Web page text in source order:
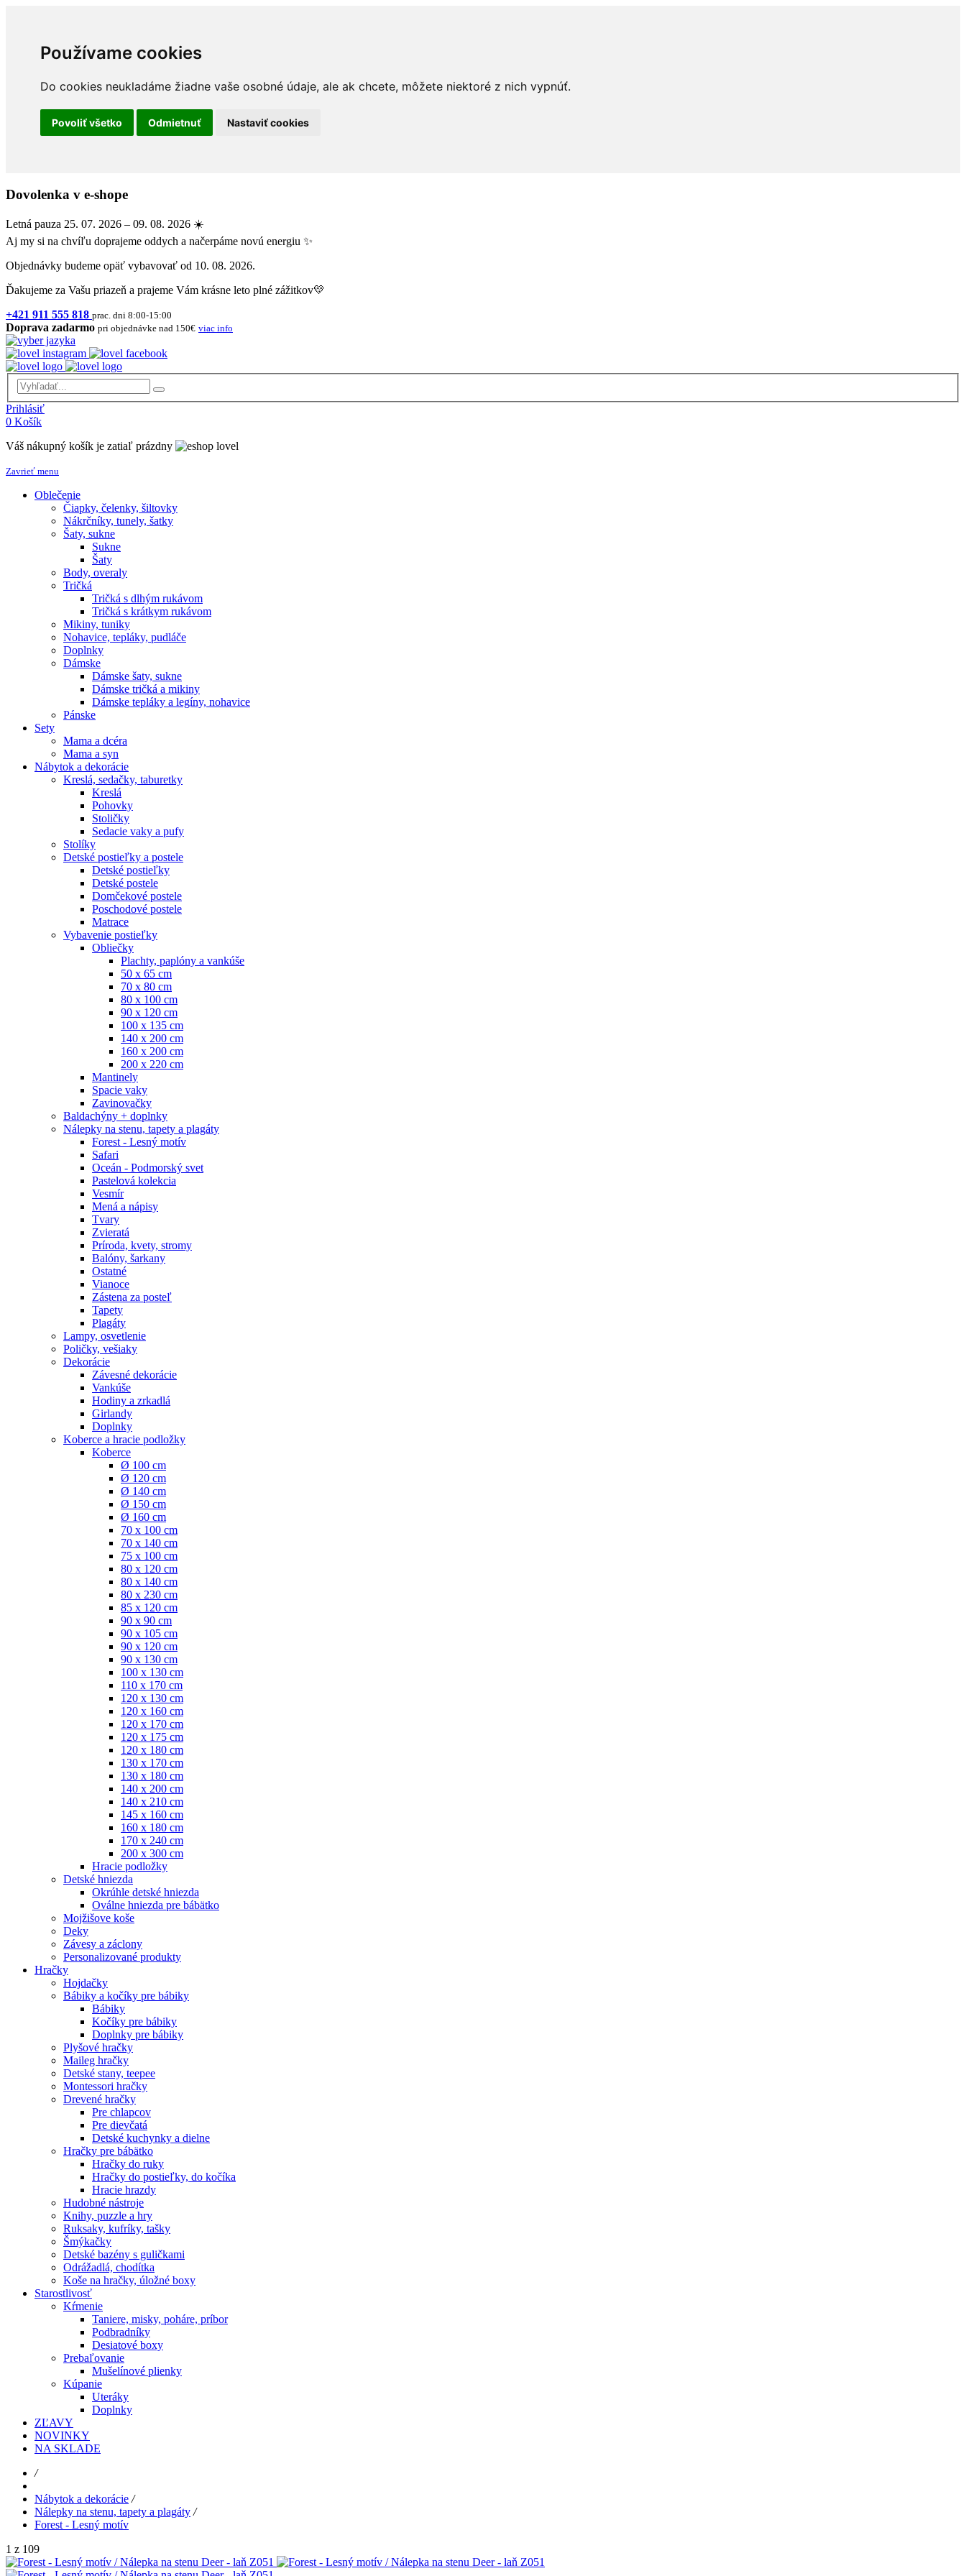
Používame cookies
Do cookies neukladáme žiadne vaše osobné údaje, ale ak chcete, môžete niektoré z nich vypnúť.
Povoliť všetko Odmietnuť Nastaviť cookies
Dovolenka v e-shope
Letná pauza 25. 07. 2026 – 09. 08. 2026 ☀️
Aj my si na chvíľu doprajeme oddych a načerpáme novú energiu ✨
Objednávky budeme opäť vybavovať od 10. 08. 2026.
Ďakujeme za Vašu priazeň a prajeme Vám krásne leto plné zážitkov💛
+421 911 555 818 prac. dni 8:00-15:00
Doprava zadarmo pri objednávke nad 150€ viac info
Prihlásiť
0 Košík
Váš nákupný košík je zatiaľ prázdny
Zavrieť menu
Oblečenie
Čiapky, čelenky, šiltovky
Nákrčníky, tunely, šatky
Šaty, sukne
Sukne
Šaty
Body, overaly
Tričká
Tričká s dlhým rukávom
Tričká s krátkym rukávom
Mikiny, tuniky
Nohavice, tepláky, pudláče
Doplnky
Dámske
Dámske šaty, sukne
Dámske tričká a mikiny
Dámske tepláky a legíny, nohavice
Pánske
Sety
Mama a dcéra
Mama a syn
Nábytok a dekorácie
Kreslá, sedačky, taburetky
Kreslá
Pohovky
Stoličky
Sedacie vaky a pufy
Stolíky
Detské postieľky a postele
Detské postieľky
Detské postele
Domčekové postele
Poschodové postele
Matrace
Vybavenie postieľky
Obliečky
Plachty, paplóny a vankúše
50 x 65 cm
70 x 80 cm
80 x 100 cm
90 x 120 cm
100 x 135 cm
140 x 200 cm
160 x 200 cm
200 x 220 cm
Mantinely
Spacie vaky
Zavinovačky
Baldachýny + doplnky
Nálepky na stenu, tapety a plagáty
Forest - Lesný motív
Safari
Oceán - Podmorský svet
Pastelová kolekcia
Vesmír
Mená a nápisy
Tvary
Zvieratá
Príroda, kvety, stromy
Balóny, šarkany
Ostatné
Vianoce
Zástena za posteľ
Tapety
Plagáty
Lampy, osvetlenie
Poličky, vešiaky
Dekorácie
Závesné dekorácie
Vankúše
Hodiny a zrkadlá
Girlandy
Doplnky
Koberce a hracie podložky
Koberce
Ø 100 cm
Ø 120 cm
Ø 140 cm
Ø 150 cm
Ø 160 cm
70 x 100 cm
70 x 140 cm
75 x 100 cm
80 x 120 cm
80 x 140 cm
80 x 230 cm
85 x 120 cm
90 x 90 cm
90 x 105 cm
90 x 120 cm
90 x 130 cm
100 x 130 cm
110 x 170 cm
120 x 130 cm
120 x 160 cm
120 x 170 cm
120 x 175 cm
120 x 180 cm
130 x 170 cm
130 x 180 cm
140 x 200 cm
140 x 210 cm
145 x 160 cm
160 x 180 cm
170 x 240 cm
200 x 300 cm
Hracie podložky
Detské hniezda
Okrúhle detské hniezda
Oválne hniezda pre bábätko
Mojžišove koše
Deky
Závesy a záclony
Personalizované produkty
Hračky
Hojdačky
Bábiky a kočíky pre bábiky
Bábiky
Kočíky pre bábiky
Doplnky pre bábiky
Plyšové hračky
Maileg hračky
Detské stany, teepee
Montessori hračky
Drevené hračky
Pre chlapcov
Pre dievčatá
Detské kuchynky a dielne
Hračky pre bábätko
Hračky do ruky
Hračky do postieľky, do kočíka
Hracie hrazdy
Hudobné nástroje
Knihy, puzzle a hry
Ruksaky, kufríky, tašky
Šmýkačky
Detské bazény s guličkami
Odrážadlá, chodítka
Koše na hračky, úložné boxy
Starostlivosť
Kŕmenie
Taniere, misky, poháre, príbor
Podbradníky
Desiatové boxy
Prebaľovanie
Mušelínové plienky
Kúpanie
Uteráky
Doplnky
ZĽAVY
NOVINKY
NA SKLADE
/
Nábytok a dekorácie /
Nálepky na stenu, tapety a plagáty /
Forest - Lesný motív
1 z 109